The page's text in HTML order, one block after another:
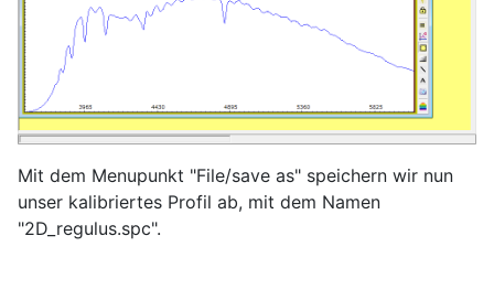
Mit dem Menupunkt "File/save as" speichern wir nun
unser kalibriertes Profil ab, mit dem Namen
"2D_regulus.spc".